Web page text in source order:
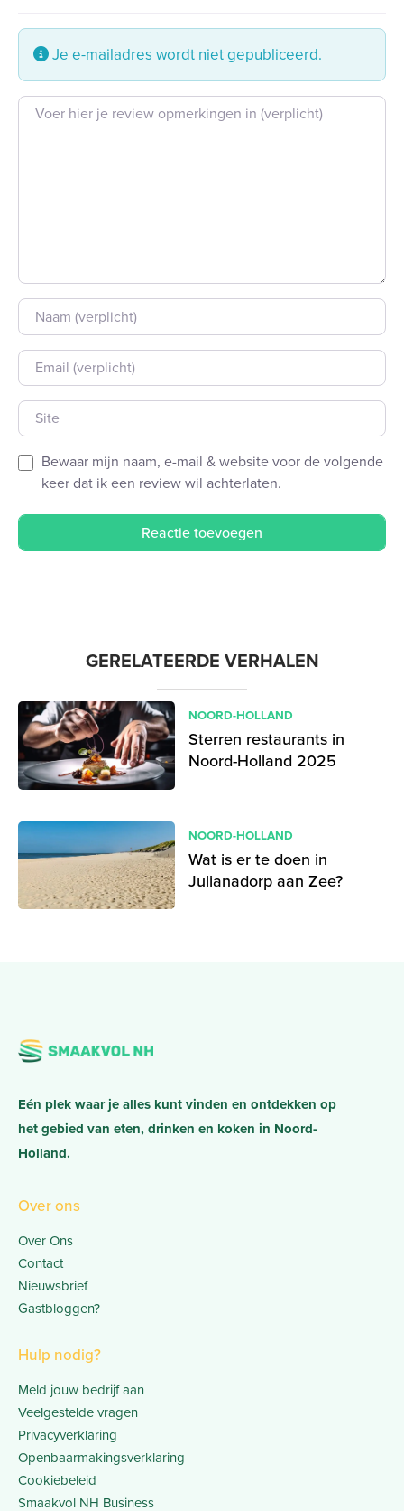
Je e-mailadres wordt niet gepubliceerd.
Beoordeling tekst
Naam
E-mail
Site
Bewaar mijn naam, e-mail & website voor de volgende
keer dat ik een review wil achterlaten.
GERELATEERDE VERHALEN
NOORD-HOLLAND
Sterren restaurants in
Noord-Holland 2025
NOORD-HOLLAND
Wat is er te doen in
Julianadorp aan Zee?
Eén plek waar je alles kunt vinden en ontdekken op
het gebied van eten, drinken en koken in Noord-
Holland.
Over ons
Over Ons
Contact
Nieuwsbrief
Gastbloggen?
Hulp nodig?
Meld jouw bedrijf aan
Veelgestelde vragen
Privacyverklaring
Openbaarmakingsverklaring
Cookiebeleid
Smaakvol NH Business